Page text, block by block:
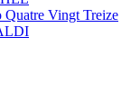
Vingt Treize